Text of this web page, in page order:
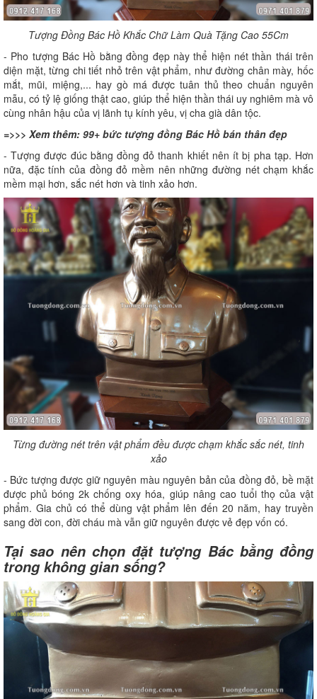
Tượng Đồng Bác Hồ Khắc Chữ Làm Quà Tặng Cao 55Cm
- Pho tượng Bác Hồ bằng đồng đẹp này thể hiện nét thần thái trên
diện mặt, từng chi tiết nhỏ trên vật phẩm, như đường chân mày, hốc
mắt, mũi, miệng,... hay gò má được tuân thủ theo chuẩn nguyên
mẫu, có tỷ lệ giống thật cao, giúp thể hiện thần thái uy nghiêm mà vô
cùng nhân hậu của vị lãnh tụ kính yêu, vị cha già dân tộc.
=>>> Xem thêm: 99+ bức tượng đồng Bác Hồ bán thân đẹp
- Tượng được đúc bằng đồng đỏ thanh khiết nên ít bị pha tạp. Hơn
nữa, đặc tính của đồng đỏ mềm nên những đường nét chạm khắc
mềm mại hơn, sắc nét hơn và tinh xảo hơn.
Từng đường nét trên vật phẩm đều được chạm khắc sắc nét, tinh
xảo
- Bức tượng được giữ nguyên màu nguyên bản của đồng đỏ, bề mặt
được phủ bóng 2k chống oxy hóa, giúp nâng cao tuổi thọ của vật
phẩm. Gia chủ có thể dùng vật phẩm lên đến 20 năm, hay truyền
sang đời con, đời cháu mà vẫn giữ nguyên được vẻ đẹp vốn có.
Tại sao nên chọn đặt tượng Bác bằng đồng
trong không gian sống?